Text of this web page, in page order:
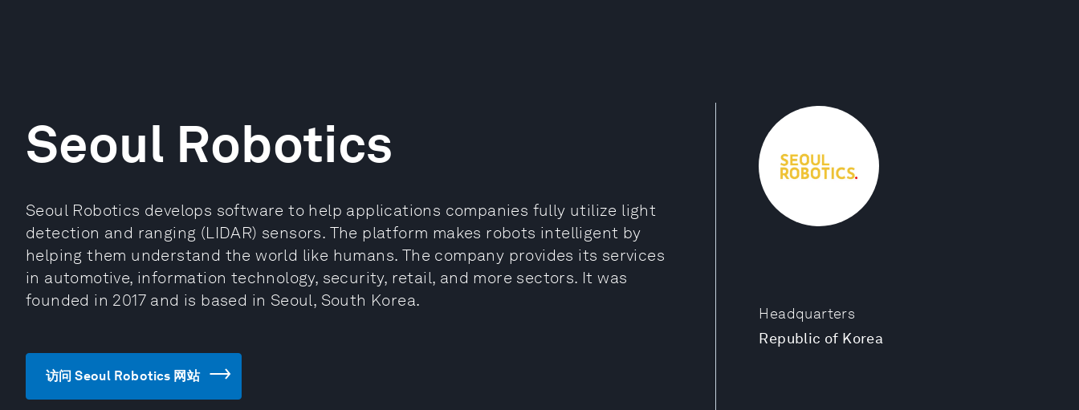
Headquarters
Republic of Korea
Seoul Robotics
Seoul Robotics develops software to help applications companies fully utilize light
detection and ranging (LIDAR) sensors. The platform makes robots intelligent by
helping them understand the world like humans. The company provides its services
in automotive, information technology, security, retail, and more sectors. It was
founded in 2017 and is based in Seoul, South Korea.
访问 Seoul Robotics 网站